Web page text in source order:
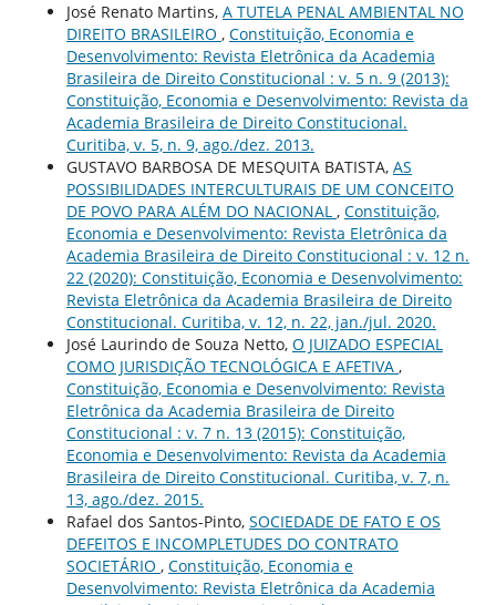
José Renato Martins, A TUTELA PENAL AMBIENTAL NO
DIREITO BRASILEIRO , Constituição, Economia e
Desenvolvimento: Revista Eletrônica da Academia
Brasileira de Direito Constitucional : v. 5 n. 9 (2013):
Constituição, Economia e Desenvolvimento: Revista da
Academia Brasileira de Direito Constitucional.
Curitiba, v. 5, n. 9, ago./dez. 2013.
GUSTAVO BARBOSA DE MESQUITA BATISTA, AS
POSSIBILIDADES INTERCULTURAIS DE UM CONCEITO
DE POVO PARA ALÉM DO NACIONAL , Constituição,
Economia e Desenvolvimento: Revista Eletrônica da
Academia Brasileira de Direito Constitucional : v. 12 n.
22 (2020): Constituição, Economia e Desenvolvimento:
Revista Eletrônica da Academia Brasileira de Direito
Constitucional. Curitiba, v. 12, n. 22, jan./jul. 2020.
José Laurindo de Souza Netto, O JUIZADO ESPECIAL
COMO JURISDIÇÃO TECNOLÓGICA E AFETIVA ,
Constituição, Economia e Desenvolvimento: Revista
Eletrônica da Academia Brasileira de Direito
Constitucional : v. 7 n. 13 (2015): Constituição,
Economia e Desenvolvimento: Revista da Academia
Brasileira de Direito Constitucional. Curitiba, v. 7, n.
13, ago./dez. 2015.
Rafael dos Santos-Pinto, SOCIEDADE DE FATO E OS
DEFEITOS E INCOMPLETUDES DO CONTRATO
SOCIETÁRIO , Constituição, Economia e
Desenvolvimento: Revista Eletrônica da Academia